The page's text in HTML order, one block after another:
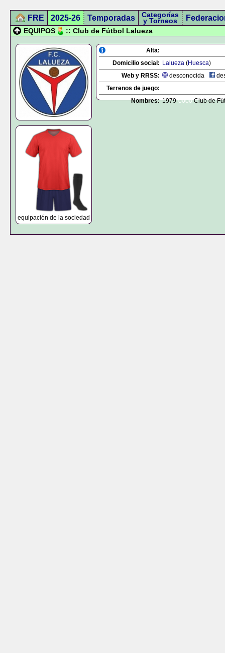
FRE 2025-26 Temporadas Categorías
y Torneos
EQUIPOS :: Club de Fútbol Lalueza
equipación de la sociedad
Alta:
Domicilio social: Lalueza (Huesca)
Web y RRSS:
desconocida
Terrenos de juego:
Nombres: 1979-0000Club de